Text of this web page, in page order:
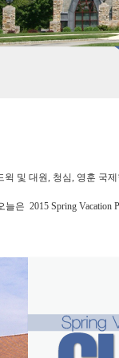
윅 및 대원, 청심, 영훈 국
늘은 2015 Spring